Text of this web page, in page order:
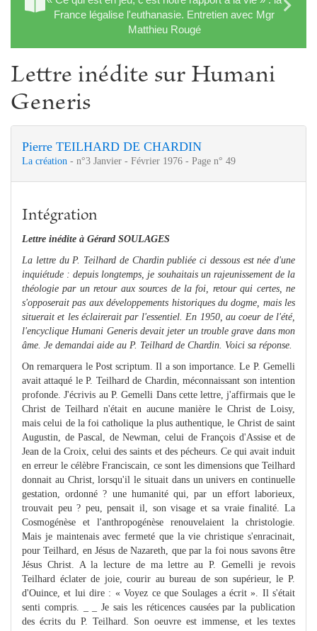
France légalise l'euthanasie. Entretien avec Mgr
Matthieu Rougé
Lettre inédite sur Humani
Generis
Pierre TEILHARD DE CHARDIN
La création - n°3 Janvier - Février 1976 - Page n° 49
Intégration
Lettre inédite à Gérard SOULAGES
La lettre du P. Teilhard de Chardin publiée ci dessous est née d'une
inquiétude : depuis longtemps, je souhaitais un rajeunissement de la
théologie par un retour aux sources de la foi, retour qui certes, ne
s'opposerait pas aux développements historiques du dogme, mais les
situerait et les éclairerait par l'essentiel. En 1950, au coeur de l'été,
l'encyclique Humani Generis devait jeter un trouble grave dans mon
âme. Je demandai aide au P. Teilhard de Chardin. Voici sa réponse.
On remarquera le Post scriptum. Il a son importance. Le P. Gemelli
avait attaqué le P. Teilhard de Chardin, méconnaissant son intention
profonde. J'écrivis au P. Gemelli Dans cette lettre, j'affirmais que le
Christ de Teilhard n'était en aucune manière le Christ de Loisy,
mais celui de la foi catholique la plus authentique, le Christ de saint
Augustin, de Pascal, de Newman, celui de François d'Assise et de
Jean de la Croix, celui des saints et des pécheurs. Ce qui avait induit
en erreur le célèbre Franciscain, ce sont les dimensions que Teilhard
donnait au Christ, lorsqu'il le situait dans un univers en continuelle
gestation, ordonné ? une humanité qui, par un effort laborieux,
trouvait peu ? peu, pensait il, son visage et sa vraie finalité. La
Cosmogénèse et l'anthropogénèse renouvelaient la christologie.
Mais je maintenais avec fermeté que la vie christique s'enracinait,
pour Teilhard, en Jésus de Nazareth, que par la foi nous savons être
Jésus Christ. A la lecture de ma lettre au P. Gemelli je revois
Teilhard éclater de joie, courir au bureau de son supérieur, le P.
d'Ouince, et lui dire : « Voyez ce que Soulages a écrit ». Il s'était
senti compris. _ _ Je sais les réticences causées par la publication
des écrits du P. Teilhard. Son oeuvre est immense, et les textes